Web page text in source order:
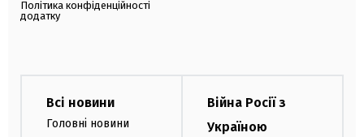
Політика конфіденційності
додатку
Всі новини
Головні новини
Війна Росії з
Україною